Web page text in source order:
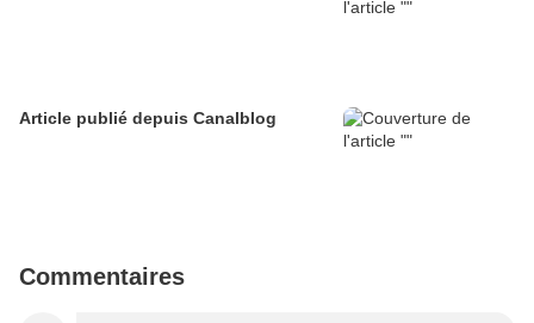
Article publié depuis Canalblog
Commentaires